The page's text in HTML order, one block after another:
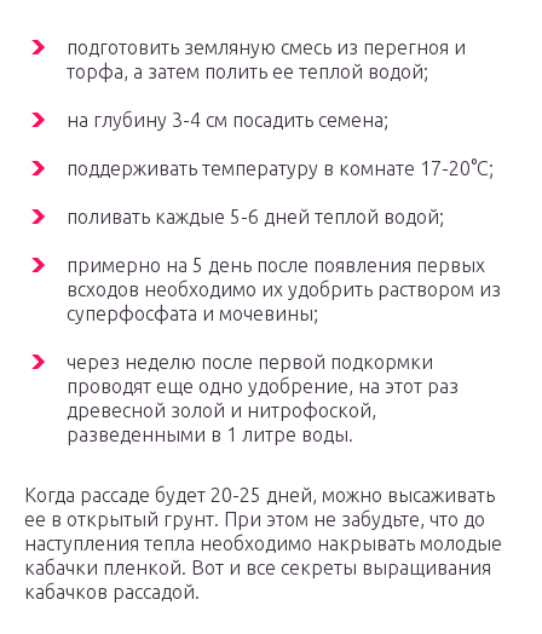
подготовить земляную смесь из перегноя и
торфа, а затем полить ее теплой водой;
на глубину 3-4 см посадить семена;
поддерживать температуру в комнате 17-20°С;
поливать каждые 5-6 дней теплой водой;
примерно на 5 день после появления первых
всходов необходимо их удобрить раствором из
суперфосфата и мочевины;
через неделю после первой подкормки
проводят еще одно удобрение, на этот раз
древесной золой и нитрофоской,
разведенными в 1 литре воды.
Когда рассаде будет 20-25 дней, можно высаживать
ее в открытый грунт. При этом не забудьте, что до
наступления тепла необходимо накрывать молодые
кабачки пленкой. Вот и все секреты выращивания
кабачков рассадой.